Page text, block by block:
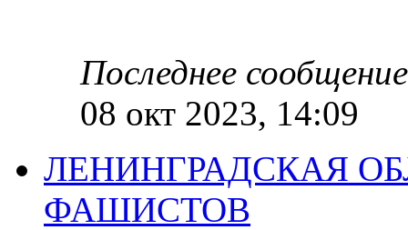
Последнее сообщение
08 окт 2023, 14:09
ЛЕНИНГРАДСКАЯ
ФАШИСТОВ